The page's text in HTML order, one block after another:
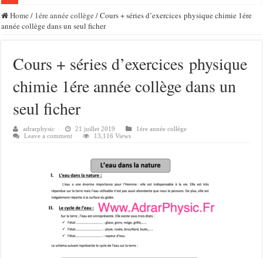
Home / 1ére année collège /Cours + séries d’exercices physique chimie 1ére
année collège dans un seul ficher
Cours + séries d’exercices physique
chimie 1ére année collège dans un
seul ficher
adrarphysic 21 juillet 2019
1ére année collège
Leave a comment
13,116 Views